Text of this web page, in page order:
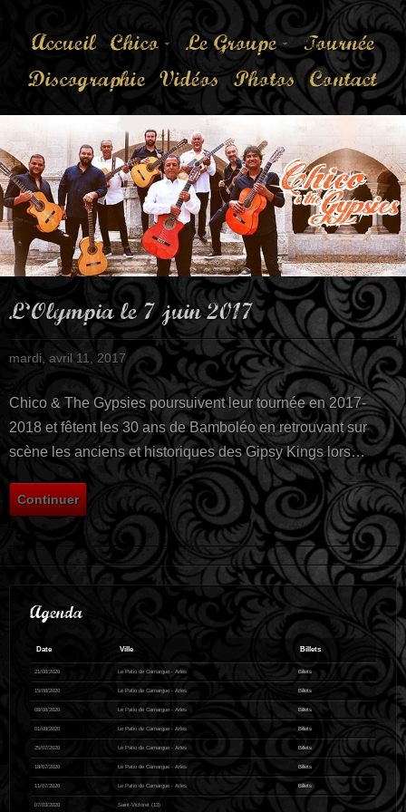
Accueil Chico Le Groupe
Tournée
Discographie Vidéos Photos Contact
L’Olympia le 7 juin 2017
mardi, avril 11, 2017
Chico & The Gypsies poursuivent leur tournée en 2017-
2018 et fêtent les 30 ans de Bamboléo en retrouvant sur
scène les anciens et historiques des Gipsy Kings lors…
Continuer
Agenda
Date Ville Billets
21/08/2020 Le Patio de Camargue - Arles Billets
15/08/2020 Le Patio de Camargue - Arles Billets
08/08/2020 Le Patio de Camargue - Arles Billets
01/08/2020 Le Patio de Camargue - Arles Billets
25/07/2020 Le Patio de Camargue - Arles Billets
18/07/2020 Le Patio de Camargue - Arles Billets
11/07/2020 Le Patio de Camargue - Arles Billets
07/03/2020 Saint-Victoret (13)